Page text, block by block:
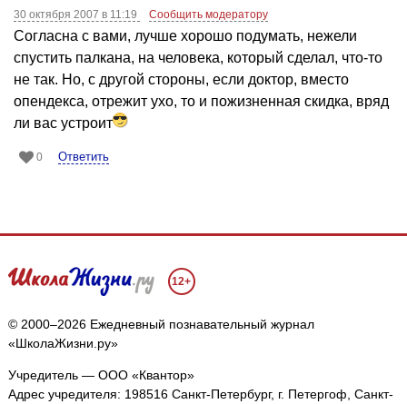
30 октября 2007 в 11:19 Сообщить модератору
Согласна с вами, лучше хорошо подумать, нежели
спустить палкана, на человека, который сделал, что-то
не так. Но, с другой стороны, если доктор, вместо
опендекса, отрежит ухо, то и пожизненная скидка, вряд
ли вас устроит
0 Ответить
12+
© 2000–2026 Ежедневный познавательный журнал
«ШколаЖизни.ру»
Учредитель — ООО «Квантор»
Адрес учредителя: 198516 Санкт-Петербург, г. Петергоф, Санкт-